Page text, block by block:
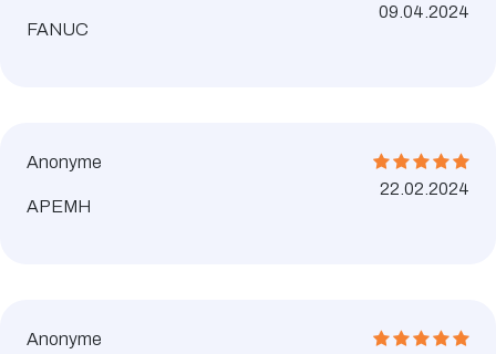
FANUC
09.04.2024
Anonyme
APEMH
22.02.2024
Anonyme